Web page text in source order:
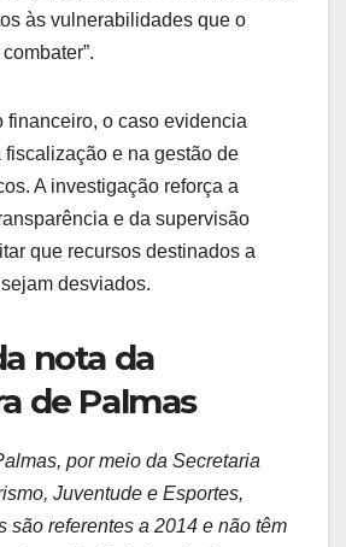
às vulnerabilidades que o
financeiro, o caso evidencia
fiscalização e na gestão de
A investigação reforça a
e da supervisão
que recursos destinados a
desviados.
nota da
de Palmas
por meio da Secretaria
Juventude e Esportes,
são referentes a 2014 e não têm